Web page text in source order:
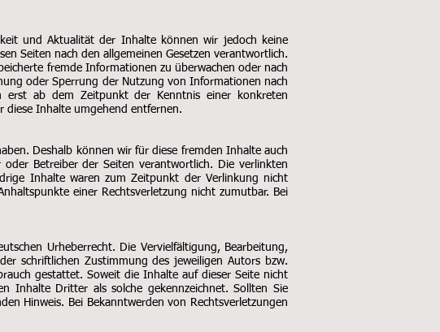
und Aktualität der Inhalte können wir jedoch keine
Seiten nach den allgemeinen Gesetzen verantwortlich.
fremde Informationen zu überwachen oder nach
oder Sperrung der Nutzung von Informationen nach
erst ab dem Zeitpunkt der Kenntnis einer konkreten
diese Inhalte umgehend entfernen.
Deshalb können wir für diese fremden Inhalte auch
Betreiber der Seiten verantwortlich. Die verlinkten
Inhalte waren zum Zeitpunkt der Verlinkung nicht
einer Rechtsverletzung nicht zumutbar. Bei
Urheberrecht. Die Vervielfältigung, Bearbeitung,
schriftlichen Zustimmung des jeweiligen Autors bzw.
gestattet. Soweit die Inhalte auf dieser Seite nicht
Inhalte Dritter als solche gekennzeichnet. Sollten Sie
Hinweis. Bei Bekanntwerden von Rechtsverletzungen